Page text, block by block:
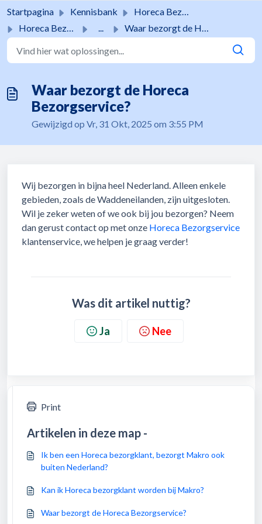
Startpagina Kennisbank
Horeca Bezorgservice
Horeca Bezorgservice
... Waar bezorgt de Horeca Bezorgservice?
Waar bezorgt de Horeca
Bezorgservice?
Gewijzigd op Vr, 31 Okt, 2025 om 3:55 PM
Wij bezorgen in bijna heel Nederland. Alleen enkele
gebieden, zoals de Waddeneilanden, zijn uitgesloten.
Wil je zeker weten of we ook bij jou bezorgen? Neem
dan gerust contact op met onze Horeca Bezorgservice
klantenservice, we helpen je graag verder!
Was dit artikel nuttig?
Ja Nee
Print
Artikelen in deze map -
Ik ben een Horeca bezorgklant, bezorgt Makro ook
buiten Nederland?
Kan ik Horeca bezorgklant worden bij Makro?
Waar bezorgt de Horeca Bezorgservice?